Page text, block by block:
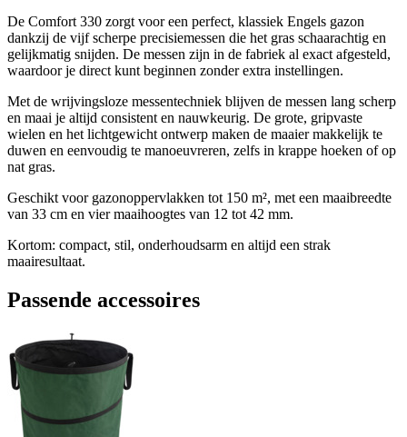
De Comfort 330 zorgt voor een perfect, klassiek Engels gazon
dankzij de vijf scherpe precisiemessen die het gras schaarachtig en
gelijkmatig snijden. De messen zijn in de fabriek al exact afgesteld,
waardoor je direct kunt beginnen zonder extra instellingen.
Met de wrijvingsloze messentechniek blijven de messen lang scherp
en maai je altijd consistent en nauwkeurig. De grote, gripvaste
wielen en het lichtgewicht ontwerp maken de maaier makkelijk te
duwen en eenvoudig te manoeuvreren, zelfs in krappe hoeken of op
nat gras.
Geschikt voor gazonoppervlakken tot 150 m², met een maaibreedte
van 33 cm en vier maaihoogtes van 12 tot 42 mm.
Kortom: compact, stil, onderhoudsarm en altijd een strak
maairesultaat.
Passende accessoires